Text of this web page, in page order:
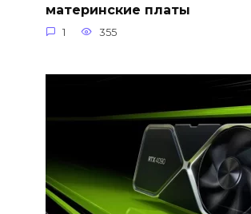
материнские платы
1 355